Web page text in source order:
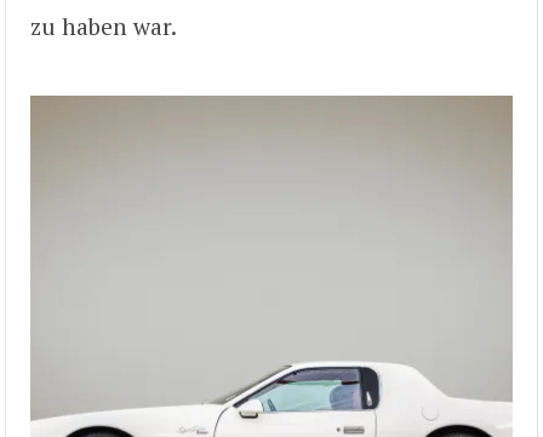
zu haben war.